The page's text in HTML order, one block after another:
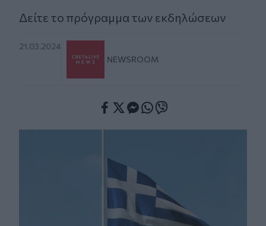
Δείτε το πρόγραμμα των εκδηλώσεων
21.03.2024
NEWSROOM